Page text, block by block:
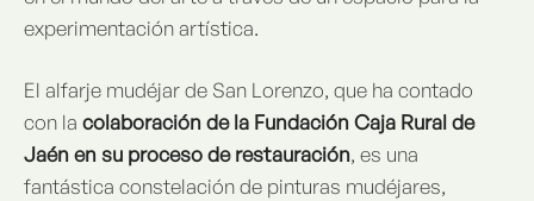
experimentación artística.
El alfarje mudéjar de San Lorenzo, que ha contado
con la colaboración de la Fundación Caja Rural de
Jaén en su proceso de restauración, es una
fantástica constelación de pinturas mudéjares,